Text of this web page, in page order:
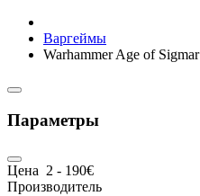
Варгеймы
Warhammer Age of Sigmar
Параметры
Цена 2 - 190€
Производитель